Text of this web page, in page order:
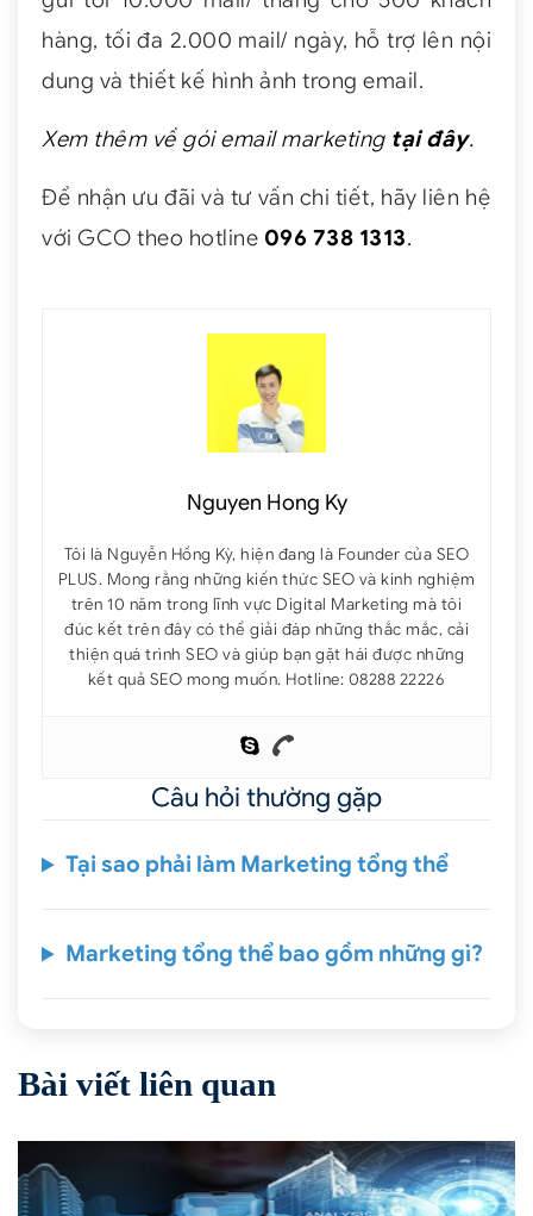
hàng, tối đa 2.000 mail/ ngày, hỗ trợ lên nội
dung và thiết kế hình ảnh trong email.
Xem thêm về gói email marketing tại đây.
Để nhận ưu đãi và tư vấn chi tiết, hãy liên hệ
với GCO theo hotline 096 738 1313.
Nguyen Hong Ky
Tôi là Nguyễn Hồng Kỳ, hiện đang là Founder của SEO
PLUS. Mong rằng những kiến thức SEO và kinh nghiệm
trên 10 năm trong lĩnh vực Digital Marketing mà tôi
đúc kết trên đây có thể giải đáp những thắc mắc, cải
thiện quá trình SEO và giúp bạn gặt hái được những
kết quả SEO mong muốn. Hotline: 08288 22226
Câu hỏi thường gặp
Tại sao phải làm Marketing tổng thể
Marketing tổng thể bao gồm những gì?
Bài viết liên quan